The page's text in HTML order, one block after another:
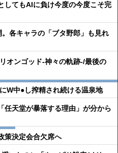
してもAIに負け今度の今度こそ完
各キャラの「ブタ野郎」も見れ
オンゴッド-神々の軌跡-/最後の
W中●︎し搾精され続ける温泉地
任天堂が暴落する理由」が分から
策決定会合欠席へ